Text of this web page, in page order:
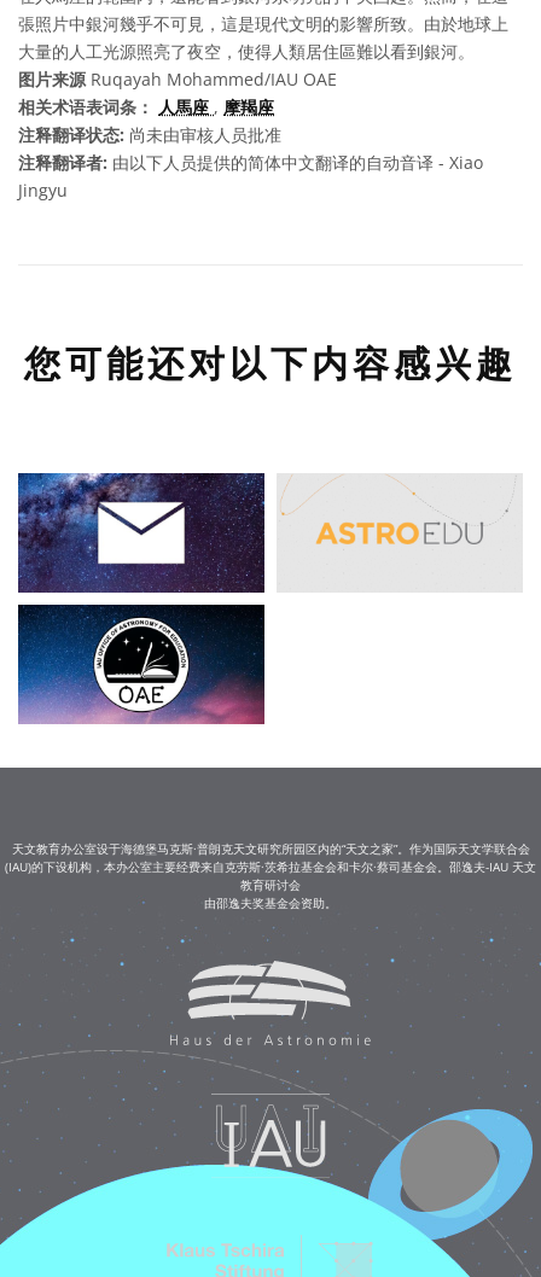
張照片中銀河幾乎不可見，這是現代文明的影響所致。由於地球上
大量的人工光源照亮了夜空，使得人類居住區難以看到銀河。
图片来源Ruqayah Mohammed/IAU OAE
相关术语表词条： 人馬座 , 摩羯座
注释翻译状态: 尚未由审核人员批准
注释翻译者: 由以下人员提供的简体中文翻译的自动音译 - Xiao
Jingyu
您可能还对以下内容感兴趣
天文教育办公室设于海德堡马克斯·普朗克天文研究所园区内的“天文之家”。作为国际天文学联合会
(IAU)的下设机构，本办公室主要经费来自克劳斯·茨希拉基金会和卡尔·蔡司基金会。邵逸夫-IAU 天文
教育研讨会
由邵逸夫奖基金会资助。